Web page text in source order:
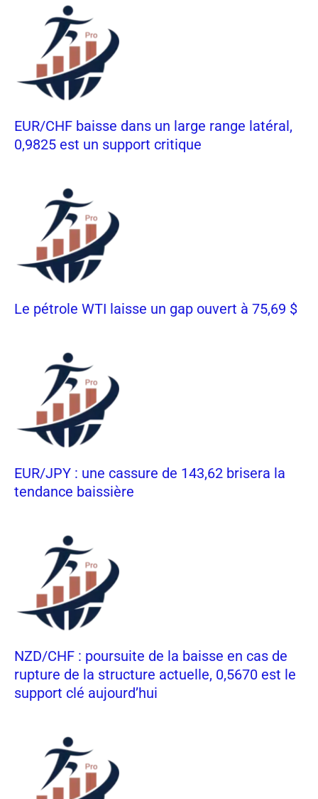
EUR/CHF baisse dans un large range latéral,
0,9825 est un support critique
Le pétrole WTI laisse un gap ouvert à 75,69 $
EUR/JPY : une cassure de 143,62 brisera la
tendance baissière
NZD/CHF : poursuite de la baisse en cas de
rupture de la structure actuelle, 0,5670 est le
support clé aujourd’hui